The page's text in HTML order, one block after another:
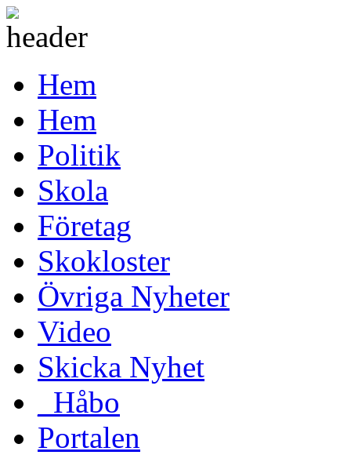
Hem
Hem
Politik
Skola
Företag
Skokloster
Övriga Nyheter
Video
Skicka Nyhet
_Håbo
Portalen